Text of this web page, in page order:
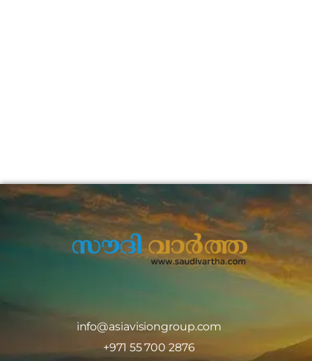
info@asiavisiongroup.com
+971 55 700 2876